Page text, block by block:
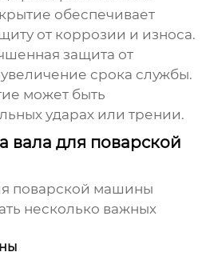
обеспечивает
от коррозии и износа.
защита от
срока службы.
может быть
ударах или трении.
вала для поварской
поварской машины
несколько важных